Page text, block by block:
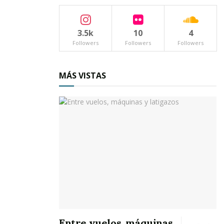
“Millo”; saboreando un delicioso “Raspado” de
con “Chagua” o unos tacos y tortas de con
3.5k
Followers
10
Followers
4
Followers
MÁS VISTAS